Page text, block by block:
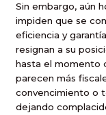
Sin embargo, aún
impiden que se
eficiencia y
resignan a su
hasta el momento
parecen más
convencimiento o
dejando